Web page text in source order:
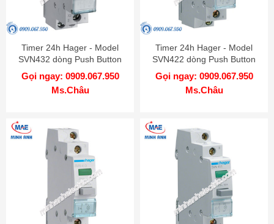
Timer 24h Hager - Model
SVN432 dòng Push Button
Gọi ngay: 0909.067.950
Ms.Châu
Timer 24h Hager - Model
SVN422 dòng Push Button
Gọi ngay: 0909.067.950
Ms.Châu